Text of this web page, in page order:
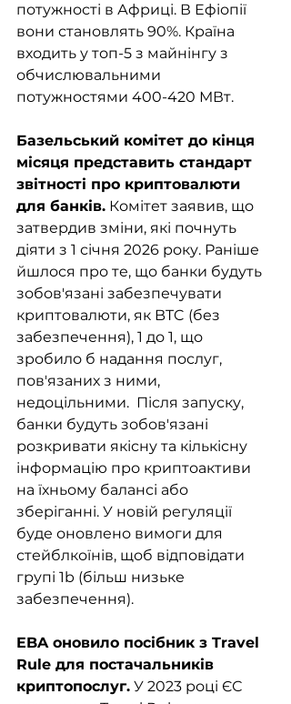
потужності в Африці. В Ефіопії
вони становлять 90%. Країна
входить у топ-5 з майнінгу з
обчислювальними
потужностями 400-420 МВт.
Базельський комітет до кінця
місяця представить стандарт
звітності про криптовалюти
для банків. Комітет заявив, що
затвердив зміни, які почнуть
діяти з 1 січня 2026 року. Раніше
йшлося про те, що банки будуть
зобов'язані забезпечувати
криптовалюти, як BTC (без
забезпечення), 1 до 1, що
зробило б надання послуг,
пов'язаних з ними,
недоцільними.  Після запуску,
банки будуть зобов'язані
розкривати якісну та кількісну
інформацію про криптоактиви
на їхньому балансі або
зберіганні. У новій регуляції
буде оновлено вимоги для
стейблкоїнів, щоб відповідати
групі 1b (більш низьке
забезпечення).
EBA оновило посібник з Travel
Rule для постачальників
криптопослуг. У 2023 році ЄС